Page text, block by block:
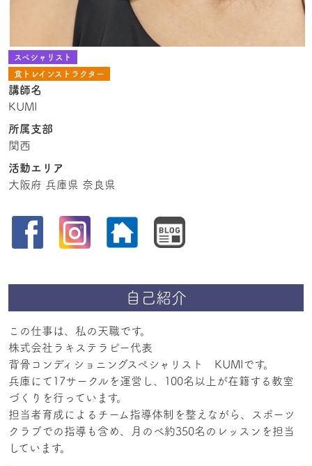
スペシャリスト
食トレインストラクター
講師名
KUMI
所属支部
関西
活動エリア
大阪府 兵庫県 奈良県
自己紹介
この仕事は、私の天職です。
株式会社ラキステラピー代表
背骨コンディショニングスペシャリスト KUMIです。
兵庫にて17サークルを運営し、100名以上が在籍する教室
づくりを行っています。
担当者育成によるチーム指導体制を整えながら、スポーツ
クラブでの指導も含め、月のべ約350名のレッスンを担当